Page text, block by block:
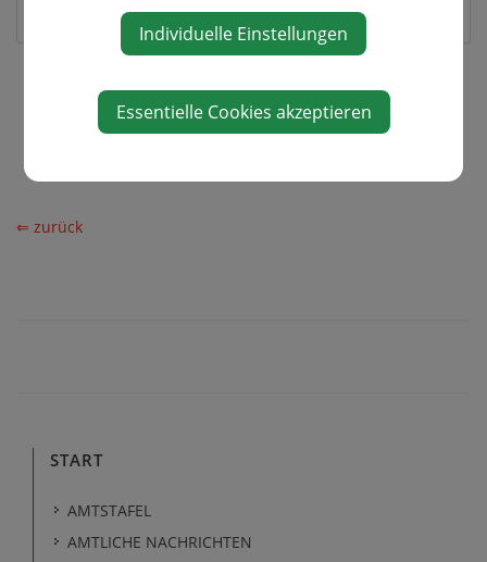
Tut gut - Gesundes Ybbsitz
⇐ zurück
START
AMTSTAFEL
AMTLICHE NACHRICHTEN
Individuelle Einstellungen
Essentielle Cookies akzeptieren